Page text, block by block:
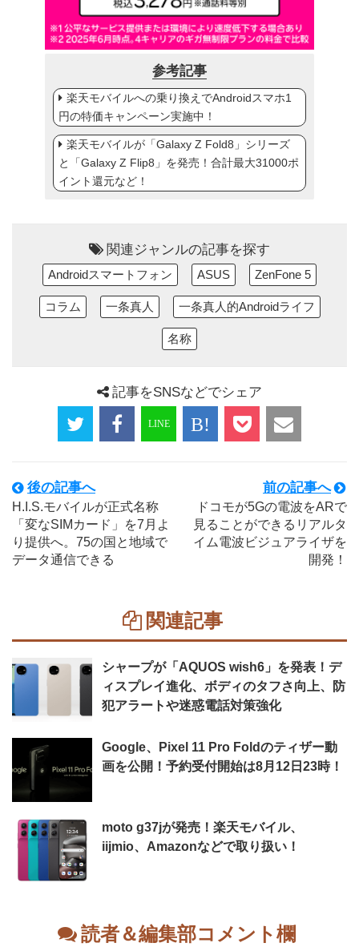
参考記事
楽天モバイルへの乗り換えでAndroidスマホ1
円の特価キャンペーン実施中！
楽天モバイルが「Galaxy Z Fold8」シリーズ
と「Galaxy Z Flip8」を発売！合計最大31000ポ
イント還元など！
関連ジャンルの記事を探す
Androidスマートフォン ASUS ZenFone 5
コラム 一条真人 一条真人的Androidライフ
名称
記事をSNSなどでシェア
後の記事へ
H.I.S.モバイルが正式名称
「変なSIMカード」を7月よ
り提供へ。75の国と地域で
データ通信できる
前の記事へ
ドコモが5Gの電波をARで
見ることができるリアルタ
イム電波ビジュアライザを
開発！
関連記事
シャープが「AQUOS wish6」を発表！デ
ィスプレイ進化、ボディのタフさ向上、防
犯アラートや迷惑電話対策強化
Google、Pixel 11 Pro Foldのティザー動
画を公開！予約受付開始は8月12日23時！
moto g37jが発売！楽天モバイル、
iijmio、Amazonなどで取り扱い！
読者＆編集部コメント欄